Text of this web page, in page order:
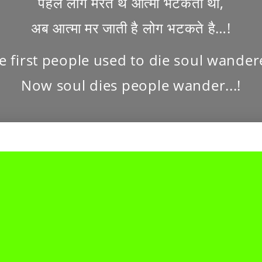
अब आत्मा मर जाती है लोग भटकते है…!
first people used to die soul
Now soul dies people wander...!